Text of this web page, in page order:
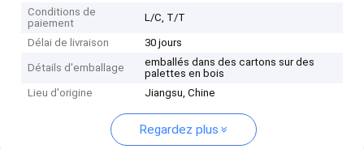
Conditions de
paiement
L/C, T/T
Délai de livraison 30 jours
Détails d'emballage
emballés dans des cartons sur des
palettes en bois
Lieu d'origine
Jiangsu, Chine
Regardez plus